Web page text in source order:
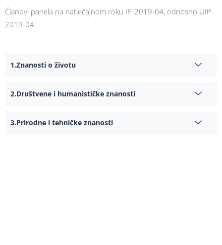
Članovi panela na natječajnom roku IP-2019-04, odnosno UIP-
2019-04:
Znanosti o životu
Društvene i humanističke znanosti
Prirodne i tehničke znanosti